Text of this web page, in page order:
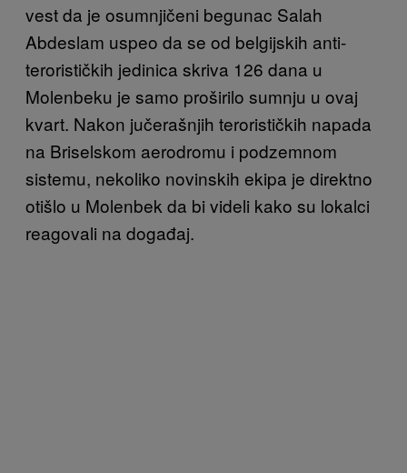
vest da je osumnjičeni begunac Salah
Abdeslam uspeo da se od belgijskih anti-
terorističkih jedinica skriva 126 dana u
Molenbeku je samo proširilo sumnju u ovaj
kvart. Nakon jučerašnjih terorističkih napada
na Briselskom aerodromu i podzemnom
sistemu, nekoliko novinskih ekipa je direktno
otišlo u Molenbek da bi videli kako su lokalci
reagovali na događaj.